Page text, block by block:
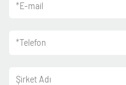
*E-mail
*Telefon
Şirket Adı